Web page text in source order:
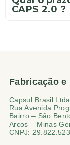
CAPS 2.0 ?
Fabricação
Capsul Brasil
Rua Avenida
Bairro – São
Arcos – Minas
CNPJ: